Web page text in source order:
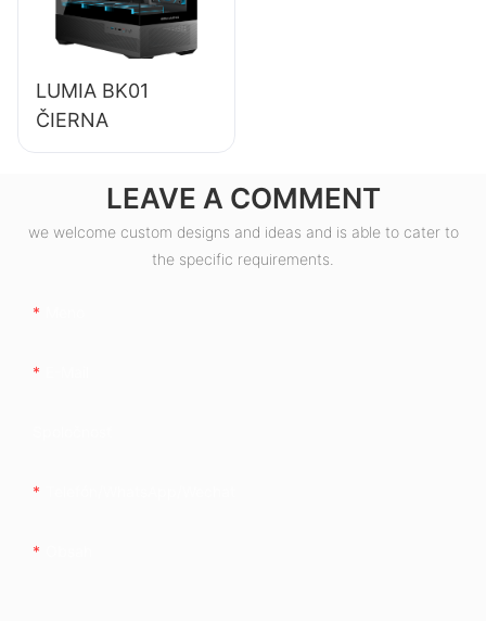
LUMIA BK01
ČIERNA
LEAVE A COMMENT
we welcome custom designs and ideas and is able to cater to
the specific requirements.